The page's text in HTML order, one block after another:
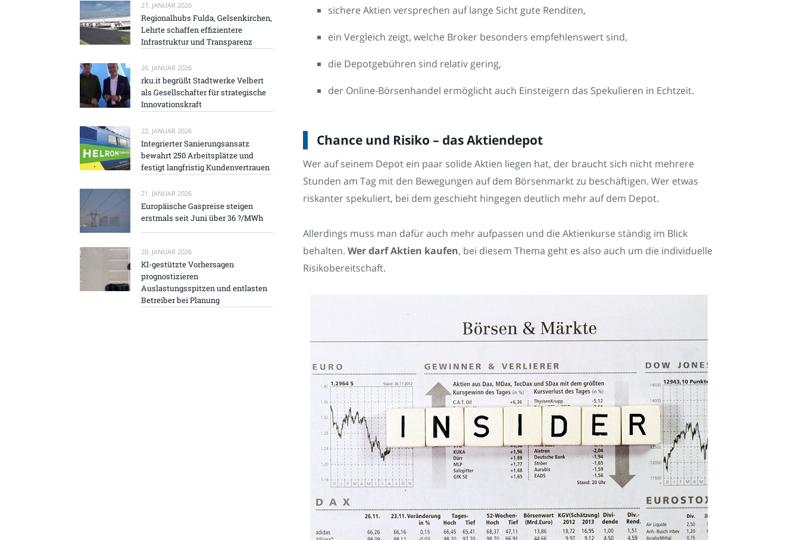
sichere Aktien versprechen auf lange Sicht gute Renditen,
ein Vergleich zeigt, welche Broker besonders empfehlenswert sind,
die Depotgebühren sind relativ gering,
der Online-Börsenhandel ermöglicht auch Einsteigern das Spekulieren in Echtzeit.
Chance und Risiko – das Aktiendepot
Wer auf seinem Depot ein paar solide Aktien liegen hat, der braucht sich nicht mehrere
Stunden am Tag mit den Bewegungen auf dem Börsenmarkt zu beschäftigen. Wer etwas
riskanter spekuliert, bei dem geschieht hingegen deutlich mehr auf dem Depot.
Allerdings muss man dafür auch mehr aufpassen und die Aktienkurse ständig im Blick
behalten. Wer darf Aktien kaufen, bei diesem Thema geht es also auch um die individuelle
Risikobereitschaft.
27. JANUAR 2026
Regionalhubs Fulda, Gelsenkirchen,
Lehrte schaffen effizientere
Infrastruktur und Transparenz
26. JANUAR 2026
rku.it begrüßt Stadtwerke Velbert
als Gesellschafter für strategische
Innovationskraft
22. JANUAR 2026
Integrierter Sanierungsansatz
bewahrt 250 Arbeitsplätze und
festigt langfristig Kundenvertrauen
21. JANUAR 2026
Europäische Gaspreise steigen
erstmals seit Juni über 36 ?/MWh
20. JANUAR 2026
KI-gestützte Vorhersagen
prognostizieren
Auslastungsspitzen und entlasten
Betreiber bei Planung